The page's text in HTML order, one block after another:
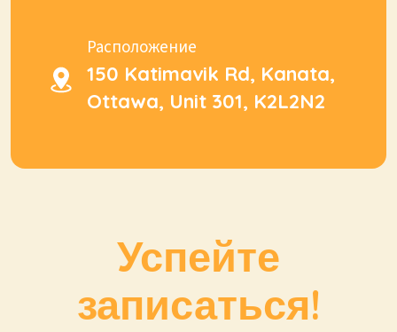
Расположение
150 Katimavik Rd, Kanata,
Ottawa, Unit 301, K2L2N2
Успейте
записаться!